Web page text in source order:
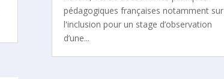
pédagogiques françaises notamment sur
l'inclusion pour un stage d’observation
d’une...